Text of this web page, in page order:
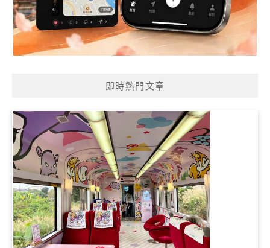
即時熱門文章